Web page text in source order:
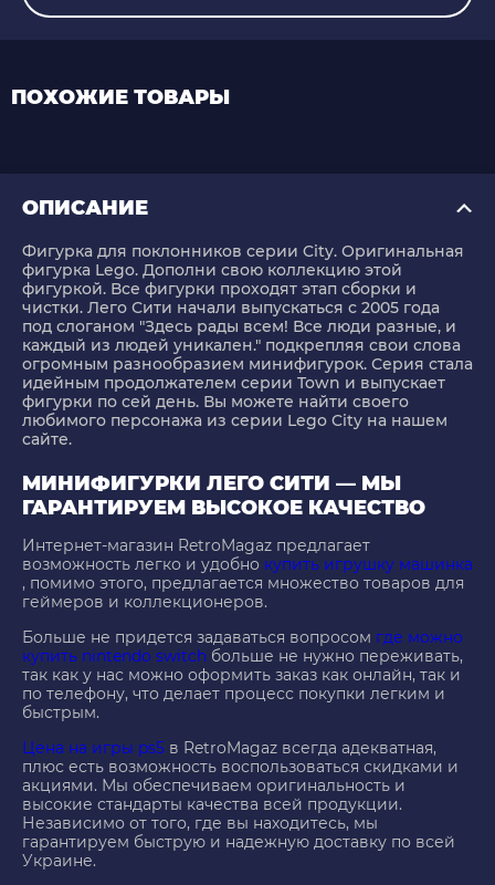
ПОХОЖИЕ ТОВАРЫ
ОПИСАНИЕ
Фигурка для поклонников серии City. Оригинальная
фигурка Lego. Дополни свою коллекцию этой
фигуркой. Все фигурки проходят этап сборки и
чистки. Лего Сити начали выпускаться с 2005 года
под слоганом "Здесь рады всем! Все люди разные, и
каждый из людей уникален." подкрепляя свои слова
огромным разнообразием минифигурок. Серия стала
идейным продолжателем серии Town и выпускает
фигурки по сей день. Вы можете найти своего
любимого персонажа из серии Lego City на нашем
сайте.
МИНИФИГУРКИ ЛЕГО СИТИ — МЫ
ГАРАНТИРУЕМ ВЫСОКОЕ КАЧЕСТВО
Интернет-магазин RetroMagaz предлагает
возможность легко и удобно купить игрушку машинка
, помимо этого, предлагается множество товаров для
геймеров и коллекционеров.
Больше не придется задаваться вопросом где можно
купить nintendo switch больше не нужно переживать,
так как у нас можно оформить заказ как онлайн, так и
по телефону, что делает процесс покупки легким и
быстрым.
Цена на игры ps5 в RetroMagaz всегда адекватная,
плюс есть возможность воспользоваться скидками и
акциями. Мы обеспечиваем оригинальность и
высокие стандарты качества всей продукции.
Независимо от того, где вы находитесь, мы
гарантируем быструю и надежную доставку по всей
Украине.